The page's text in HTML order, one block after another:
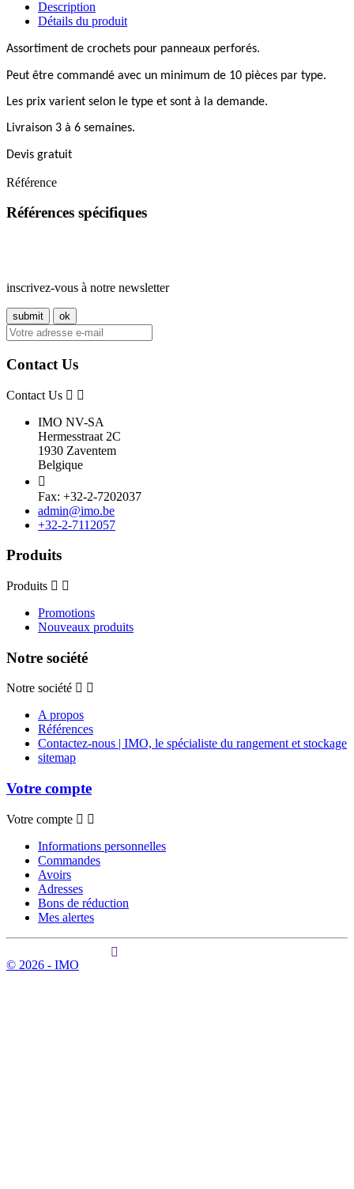
Description
Détails du produit
Assortiment de crochets pour panneaux perforés.
Peut être commandé avec un minimum de 10 pièces par type.
Les prix varient selon le type et sont à la demande.
Livraison 3 à 6 semaines.
Devis gratuit
Référence
Références spécifiques
inscrivez-vous à notre newsletter
Contact Us
Contact Us
IMO NV-SA
Hermesstraat 2C
1930 Zaventem
Belgique

Fax: +32-2-7202037
admin@imo.be
+32-2-7112057
Produits
Produits
Promotions
Nouveaux produits
Notre société
Notre société
A propos
Références
Contactez-nous | IMO, le spécialiste du rangement et stockage
sitemap
Votre compte
Votre compte
Informations personnelles
Commandes
Avoirs
Adresses
Bons de réduction
Mes alertes
© 2026 - IMO